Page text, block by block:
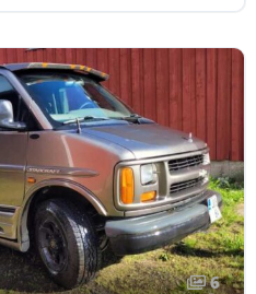
6